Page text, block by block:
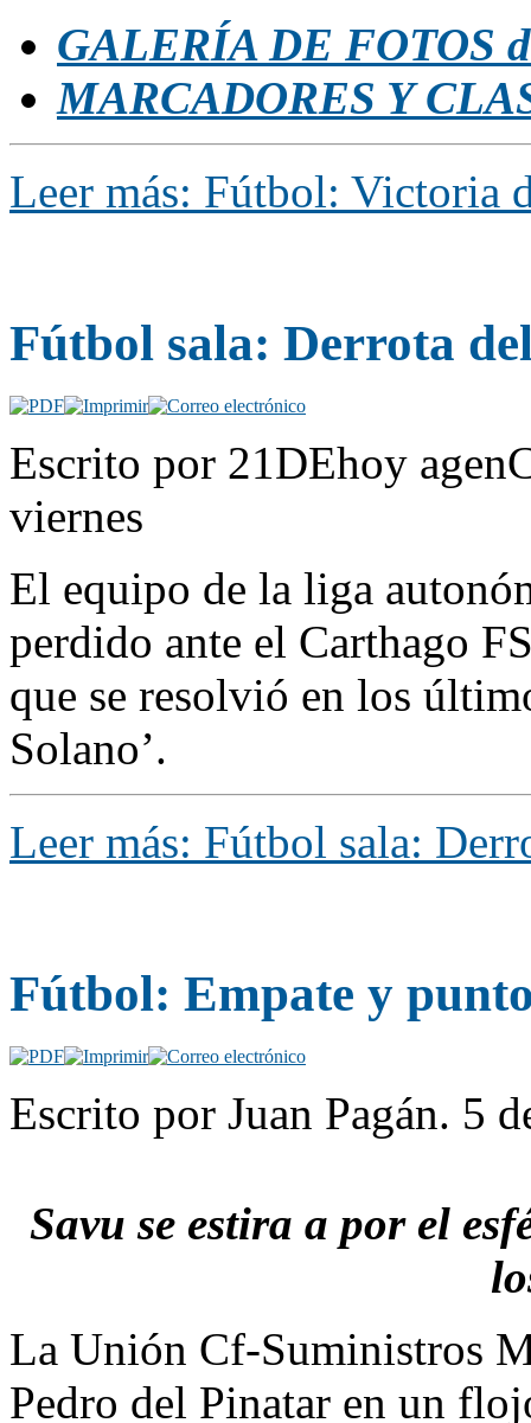
GALERÍA DE FOTOS
MARCADORES Y
Leer más: Fútbol: Victoria
Fútbol sala: Derrota
Escrito por 21DEhoy
viernes
El equipo de la liga
perdido ante el Carthago
que se resolvió en los
Solano’.
Leer más: Fútbol sala:
Fútbol: Empate y
Escrito por Juan Pagán. 5
Savu se estira a por el
La Unión Cf-Suministros
Pedro del Pinatar en un